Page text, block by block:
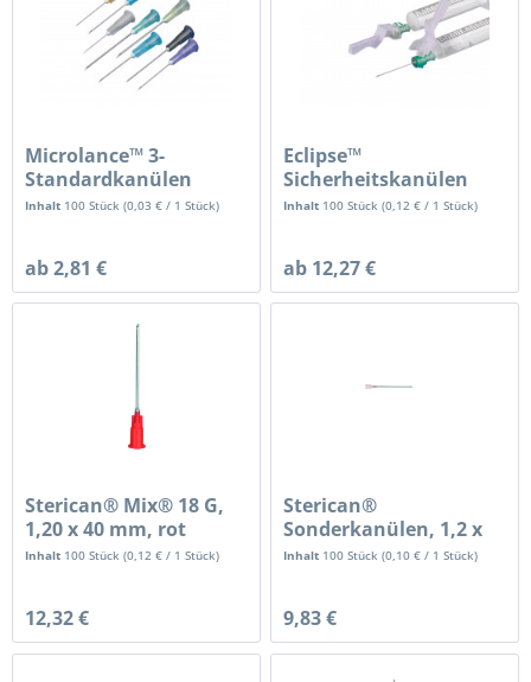
Microlance™ 3-
Standardkanülen
Inhalt 100 Stück(0,03 € / 1 Stück)
ab 2,81 €
Eclipse™
Sicherheitskanülen
Inhalt 100 Stück(0,12 € / 1 Stück)
ab 12,27 €
Sterican® Mix® 18 G,
1,20 x 40 mm, rot
Inhalt 100 Stück(0,12 € / 1 Stück)
12,32 €
Sterican®
Sonderkanülen, 1,2 x
40 mm stumpf, rosa
Inhalt 100 Stück(0,10 € / 1 Stück)
9,83 €